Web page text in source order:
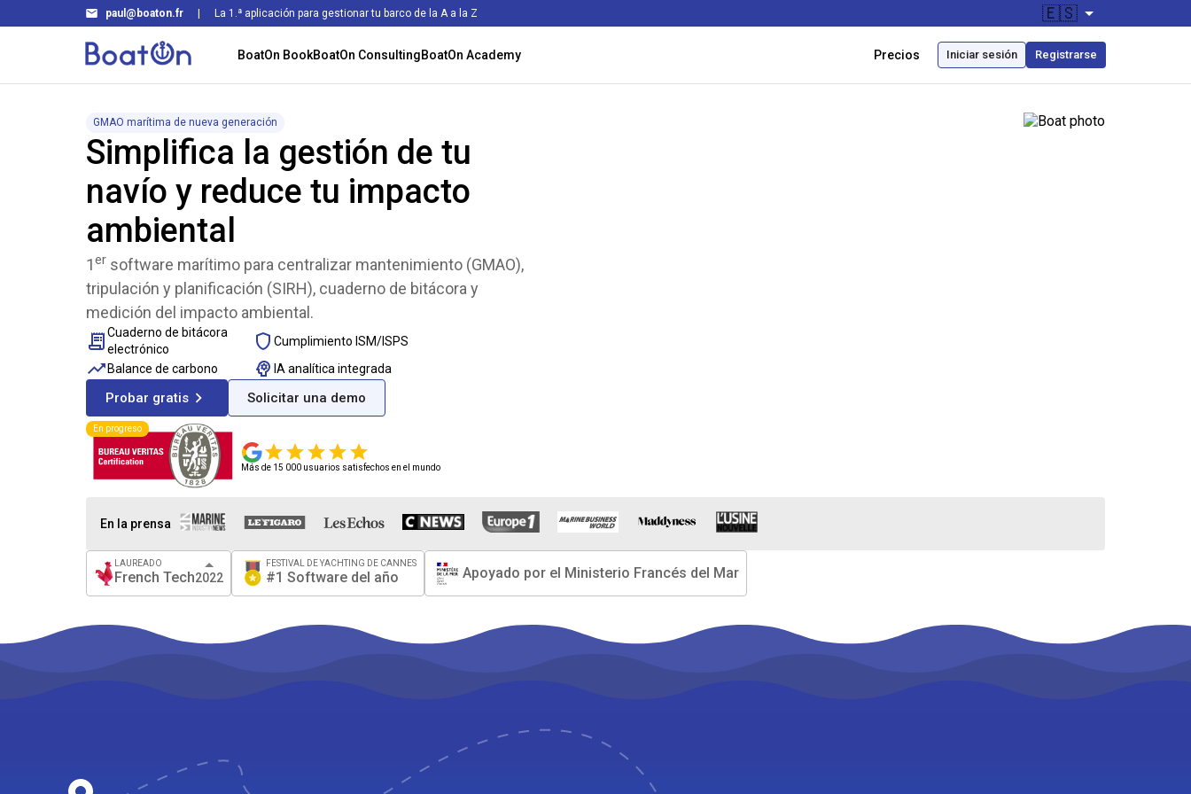
paul@boaton.fr La 1.ª aplicación para gestionar tu barco de la A a la Z 🇪🇸
BoatOn BookBoatOn ConsultingBoatOn Academy Precios Iniciar sesión Registrarse
GMAO marítima de nueva generación
Simplifica la gestión de tu
navío y reduce tu impacto
ambiental
1er software marítimo para centralizar mantenimiento (GMAO),
tripulación y planificación (SIRH), cuaderno de bitácora y
medición del impacto ambiental.
Cuaderno de bitácora
electrónico
Cumplimiento ISM/ISPS
Balance de carbono
IA analítica integrada
Probar gratis Solicitar una demo
En progreso
Más de 15 000 usuarios satisfechos en el mundo
En la prensa
LAUREADO
French Tech2022
FESTIVAL DE YACHTING DE CANNES
#1 Software del año Apoyado por el Ministerio Francés del Mar